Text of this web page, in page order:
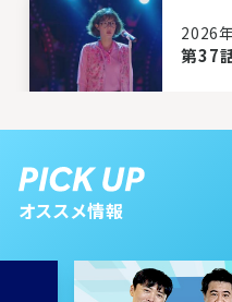
2026
第37
オススメ情報